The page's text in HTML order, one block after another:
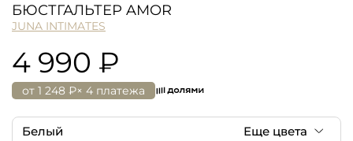
БЮСТГАЛЬТЕР AMOR
JUNA INTIMATES
4 990 ₽
от 1 248 ₽× 4 платежа
Белый Еще цвета